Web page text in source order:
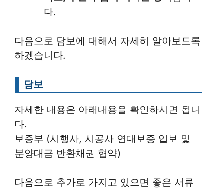
다.
다음으로 담보에 대해서 자세히 알아보도록
하겠습니다.
담보
자세한 내용은 아래내용을 확인하시면 됩니
다.
보증부 (시행사, 시공사 연대보증 입보 및
분양대금 반환채권 협약)
다음으로 추가로 가지고 있으면 좋은 서류